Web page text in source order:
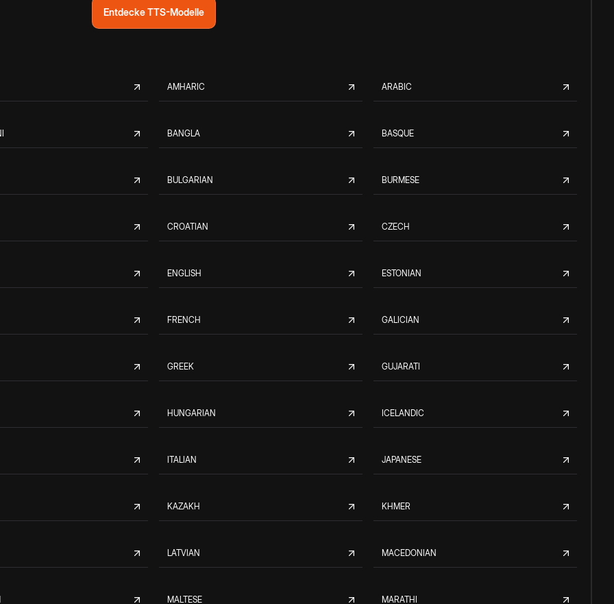
Entdecke TTS-Modelle
AMHARIC ARABIC
BANGLA BASQUE
BULGARIAN BURMESE
CROATIAN CZECH
ENGLISH ESTONIAN
FRENCH GALICIAN
GREEK GUJARATI
HUNGARIAN ICELANDIC
ITALIAN JAPANESE
KAZAKH KHMER
LATVIAN MACEDONIAN
MALTESE MARATHI